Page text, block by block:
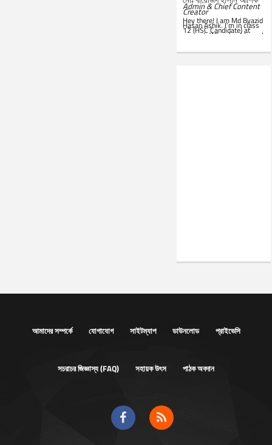
Admin & Chief Content
Creator
Hey there! I am Md Byazid
Hasan Ashik. I’m in class
12 (HSC Candidate) at
present. When I get time, I
like this website. Best of
luck!
আমাদের সম্পর্কে যোগাযোগ সাইটম্যাপ ডাউনলোড প্রাইভেসি
সচরাচর জিজ্ঞাস্য (FAQ) সহায়ক উৎস পাঠক অবদান